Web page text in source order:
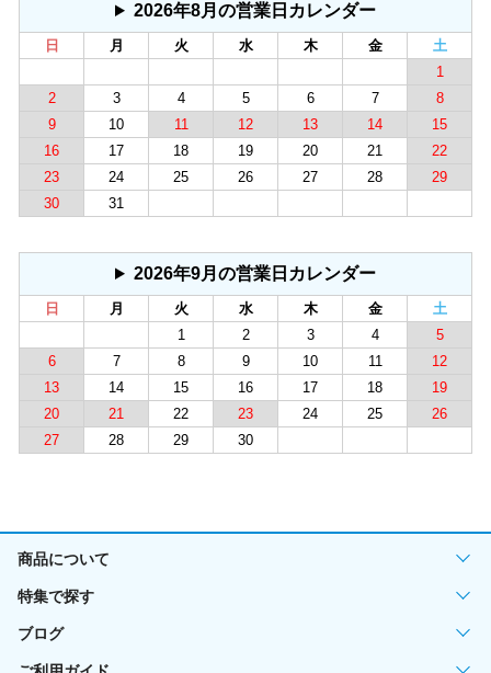
2026年8月の営業日カレンダー
日 月 火 水 木 金
土
1
2
3 4 5 6 7
8
9
10 11 12 13 14
15
16
17 18 19 20 21
22
23
24 25 26 27 28
29
30
31
2026年9月の営業日カレンダー
日 月 火 水 木 金
土
1
2 3 4
5
6
7 8 9 10 11
12
13
14 15 16 17 18
19
20
21 22 23 24 25
26
27
28 29 30
商品について
特集で探す
ブログ